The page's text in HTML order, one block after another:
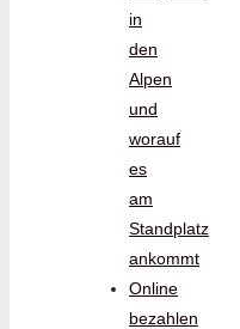
in
den
Alpen
und
worauf
es
am
Standplatz
ankommt
Online
bezahlen